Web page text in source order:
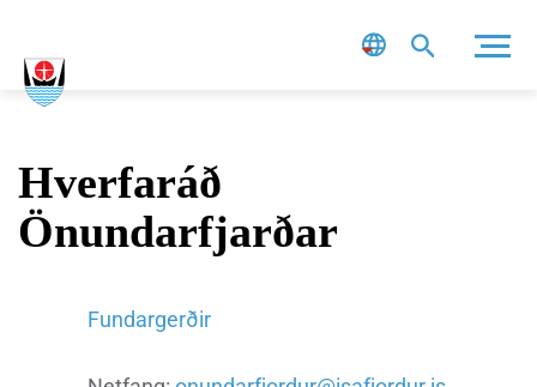
Hverfaráð
Önundarfjarðar
Fundargerðir